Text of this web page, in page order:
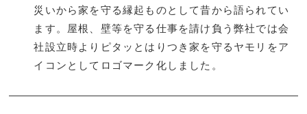
災いから家を守る縁起ものとして昔から語られてい
ます。屋根、壁等を守る仕事を請け負う弊社では会
社設立時よりピタッとはりつき家を守るヤモリをア
イコンとしてロゴマーク化しました。